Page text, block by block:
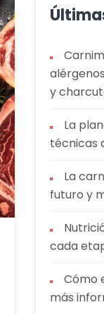
y
La
técnicas
La
futuro y
cada
Cómo
más